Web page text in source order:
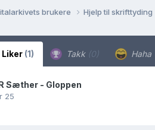
brukere Hjelp til skrifttyding
Liker (1) Takk (0) Haha
Sæther - Gloppen
25